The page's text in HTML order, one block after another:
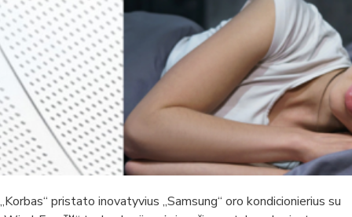
„Korbas“ pristato inovatyvius „Samsung“ oro kondicionierius su